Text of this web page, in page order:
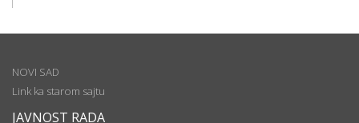
NOVI SAD
Link ka starom sajtu
JAVNOST RADA